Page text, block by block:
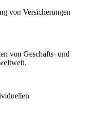
von Versicherungen
von Geschäfts- und